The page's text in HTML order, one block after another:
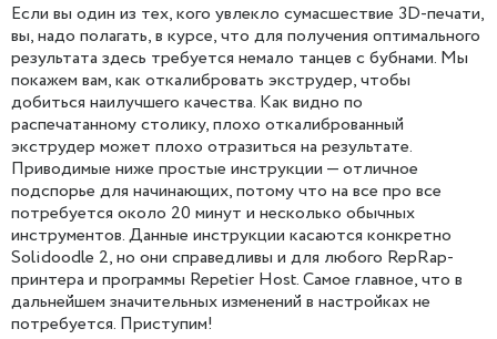
Если вы один из тех, кого увлекло сумасшествие 3D-печати,
вы, надо полагать, в курсе, что для получения оптимального
результата здесь требуется немало танцев с бубнами. Мы
покажем вам, как откалибровать экструдер, чтобы
добиться наилучшего качества. Как видно по
распечатанному столику, плохо откалиброванный
экструдер может плохо отразиться на результате.
Приводимые ниже простые инструкции — отличное
подспорье для начинающих, потому что на все про все
потребуется около 20 минут и несколько обычных
инструментов. Данные инструкции касаются конкретно
Solidoodle 2, но они справедливы и для любого RepRap-
принтера и программы Repetier Host. Самое главное, что в
дальнейшем значительных изменений в настройках не
потребуется. Приступим!